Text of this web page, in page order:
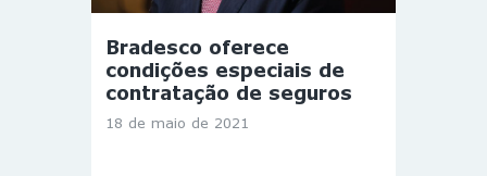
Bradesco oferece
condições especiais de
contratação de seguros
18 de maio de 2021